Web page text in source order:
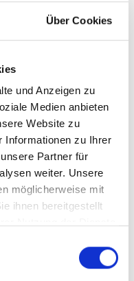
Über Cookies
und Anzeigen zu
Medien anbieten
Website zu
Informationen zu Ihrer
Partner für
weiter. Unsere
möglicherweise mit
ihnen bereitgestellt
Kötzting: